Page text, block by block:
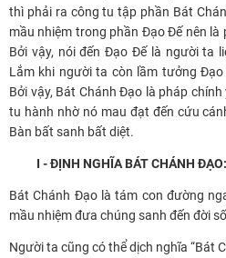
thì phải ra công tu tập phần Bát
mầu nhiệm trong phần Đạo Đế nên
Bởi vậy, nói đến Đạo Đế là người ta
Lắm khi người ta còn lầm tưởng
Bởi vậy, Bát Chánh Đạo là pháp
tu hành nhờ nó mau đạt đến cứu
Bàn bất sanh bất diệt.
I - ĐỊNH NGHĨA BÁT CHÁNH ĐẠO:
Bát Chánh Đạo là tám con đường
mầu nhiệm đưa chúng sanh đến đời
Người ta cũng có thể dịch nghĩa “Bát